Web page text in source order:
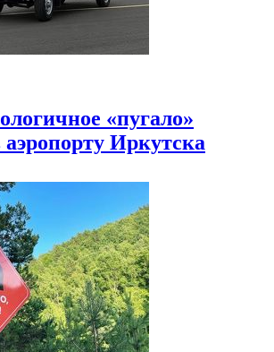
«пугало»
Иркутска